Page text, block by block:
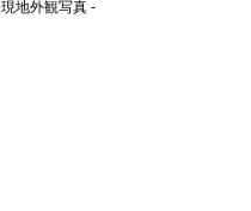
現地外観写真 -